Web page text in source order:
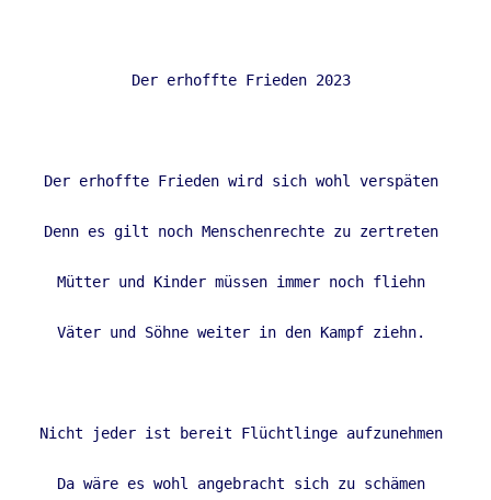
Der erhoffte Frieden 2023
Der erhoffte Frieden wird sich wohl verspäten
Denn es gilt noch Menschenrechte zu zertreten
Mütter und Kinder müssen immer noch fliehn
Väter und Söhne weiter in den Kampf ziehn.
Nicht jeder ist bereit Flüchtlinge aufzunehmen
Da wäre es wohl angebracht sich zu schämen